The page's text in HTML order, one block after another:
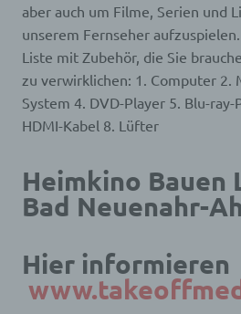
aber auch um Filme, Serien und
unserem Fernseher
Liste mit Zubehör, die Sie
zu verwirklichen: 1. Computer 2.
System 4. DVD-Player 5. Blu-ray-
HDMI-Kabel 8. Lüfter
Heimkino Bauen
Bad Neuenahr-
Hier informieren
Die Datenschutzerklärung
Begrifflichkeiten, die durch
Richtlinien- und
der Datenschutz-
verwendet wurden. Unsere
soll sowohl für die
unsere Kunden und
lesbar und verständlich sein.
Begrifflichkeiten erläutern.
Wir verwenden in dieser
unter anderem die folgenden
a) personenbezogene Daten